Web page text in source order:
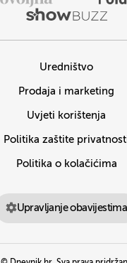
Uredništvo
Prodaja i marketing
Uvjeti korištenja
Politika zaštite
Politika o kolačićima
Upravljanje obavijestima